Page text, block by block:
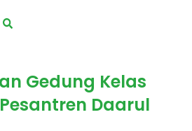
Gedung Kelas
Daarul